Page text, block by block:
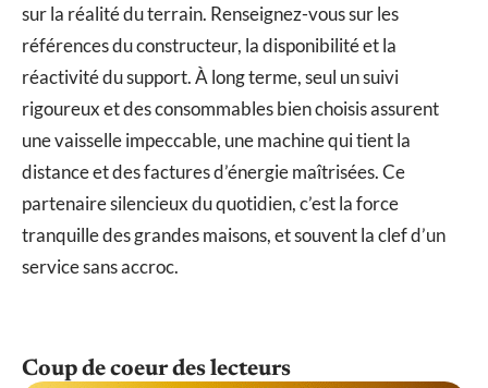
sur la réalité du terrain. Renseignez-vous sur les
références du constructeur, la disponibilité et la
réactivité du support. À long terme, seul un suivi
rigoureux et des consommables bien choisis assurent
une vaisselle impeccable, une machine qui tient la
distance et des factures d’énergie maîtrisées. Ce
partenaire silencieux du quotidien, c’est la force
tranquille des grandes maisons, et souvent la clef d’un
service sans accroc.
Coup de coeur des lecteurs